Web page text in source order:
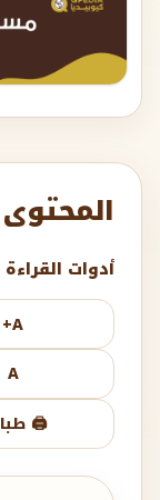
المحتوى
أدوات القراءة
A+
A
🖨️